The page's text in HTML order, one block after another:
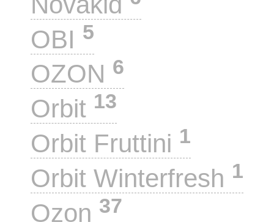
OBI 5
OZON 6
Orbit 13
Orbit Fruttini 1
Orbit Winterfresh 1
Ozon 37